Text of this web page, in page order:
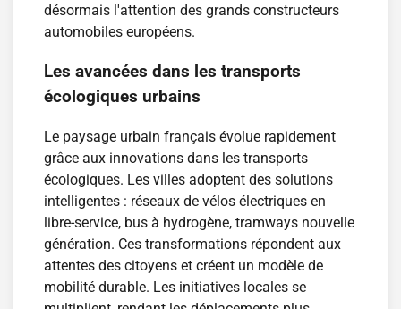
désormais l'attention des grands constructeurs
automobiles européens.
Les avancées dans les transports
écologiques urbains
Le paysage urbain français évolue rapidement
grâce aux innovations dans les transports
écologiques. Les villes adoptent des solutions
intelligentes : réseaux de vélos électriques en
libre-service, bus à hydrogène, tramways nouvelle
génération. Ces transformations répondent aux
attentes des citoyens et créent un modèle de
mobilité durable. Les initiatives locales se